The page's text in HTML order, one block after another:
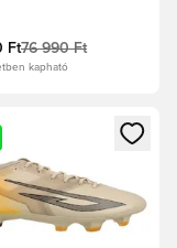
Ft76 990 Ft
kapható
vagy a tagként
egy modált a